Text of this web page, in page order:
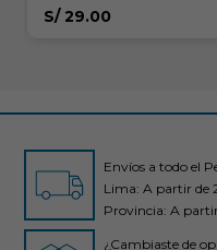
S/ 29.00
Envíos a todo el
Lima: A partir de
Provincia: A
¿Cambiaste de